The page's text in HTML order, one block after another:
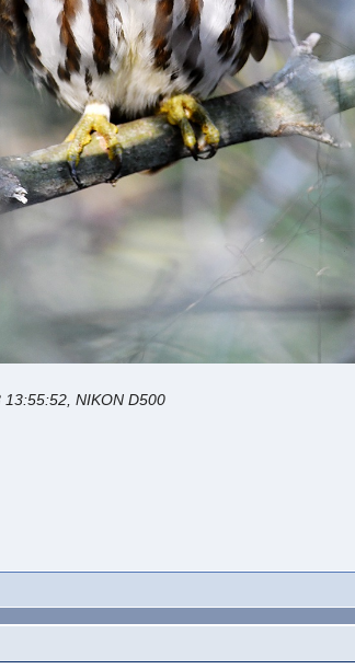
NIKON D500